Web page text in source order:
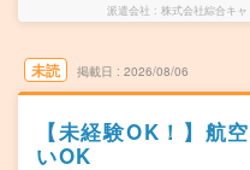
派遣会社 株式会社綜合キ
未読 掲載日 2026/08/06
【未経験OK！】航
いOK